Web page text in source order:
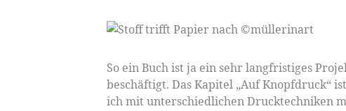
So ein Buch ist ja ein sehr langfristiges
beschäftigt. Das Kapitel „Auf Knopfdruck“
ich mit unterschiedlichen Drucktechniken